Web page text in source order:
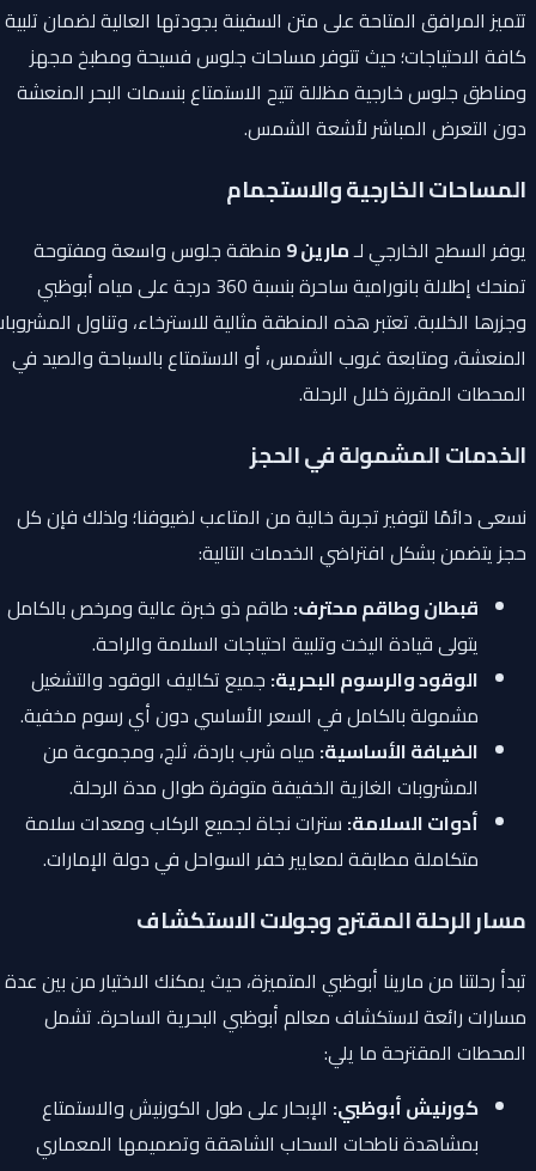
تتميز المرافق المتاحة على متن السفينة بجودتها العالية لضمان تلبية
كافة الاحتياجات؛ حيث تتوفر مساحات جلوس فسيحة ومطبخ مجهز
ومناطق جلوس خارجية مظللة تتيح الاستمتاع بنسمات البحر المنعشة
دون التعرض المباشر لأشعة الشمس.
المساحات الخارجية والاستجمام
يوفر السطح الخارجي لـمارين 9 منطقة جلوس واسعة ومفتوحة
تمنحك إطلالة بانورامية ساحرة بنسبة 360 درجة على مياه أبوظبي
وجزرها الخلابة. تعتبر هذه المنطقة مثالية للاسترخاء، وتناول المشروبات
المنعشة، ومتابعة غروب الشمس، أو الاستمتاع بالسباحة والصيد في
المحطات المقررة خلال الرحلة.
الخدمات المشمولة في الحجز
نسعى دائمًا لتوفير تجربة خالية من المتاعب لضيوفنا؛ ولذلك فإن كل
حجز يتضمن بشكل افتراضي الخدمات التالية:
قبطان وطاقم محترف:طاقم ذو خبرة عالية ومرخص بالكامل
يتولى قيادة اليخت وتلبية احتياجات السلامة والراحة.
الوقود والرسوم البحرية:جميع تكاليف الوقود والتشغيل
مشمولة بالكامل في السعر الأساسي دون أي رسوم مخفية.
الضيافة الأساسية:مياه شرب باردة، ثلج، ومجموعة من
المشروبات الغازية الخفيفة متوفرة طوال مدة الرحلة.
أدوات السلامة:سترات نجاة لجميع الركاب ومعدات سلامة
متكاملة مطابقة لمعايير خفر السواحل في دولة الإمارات.
مسار الرحلة المقترح وجولات الاستكشاف
تبدأ رحلتنا من مارينا أبوظبي المتميزة، حيث يمكنك الاختيار من بين عدة
مسارات رائعة لاستكشاف معالم أبوظبي البحرية الساحرة. تشمل
المحطات المقترحة ما يلي:
كورنيش أبوظبي:الإبحار على طول الكورنيش والاستمتاع
بمشاهدة ناطحات السحاب الشاهقة وتصميمها المعماري